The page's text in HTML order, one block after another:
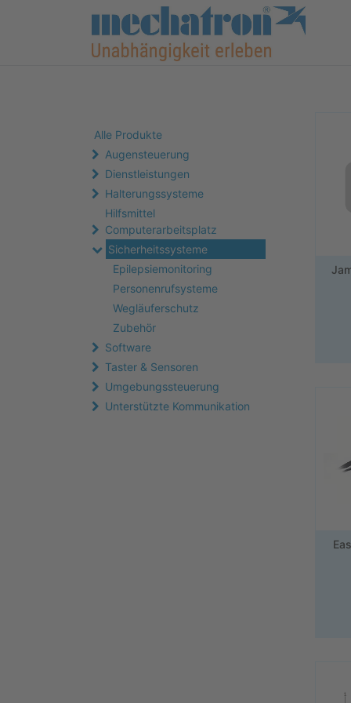
Alle Produkte
Augensteuerung
Dienstleistungen
Halterungssysteme
Hilfsmittel
Computerarbeitsplatz
Sicherheitssysteme
Epilepsiemonitoring
Personenrufsysteme
Wegläuferschutz
Zubehör
Software
Taster & Sensoren
Umgebungssteuerung
Unterstützte Kommunikation